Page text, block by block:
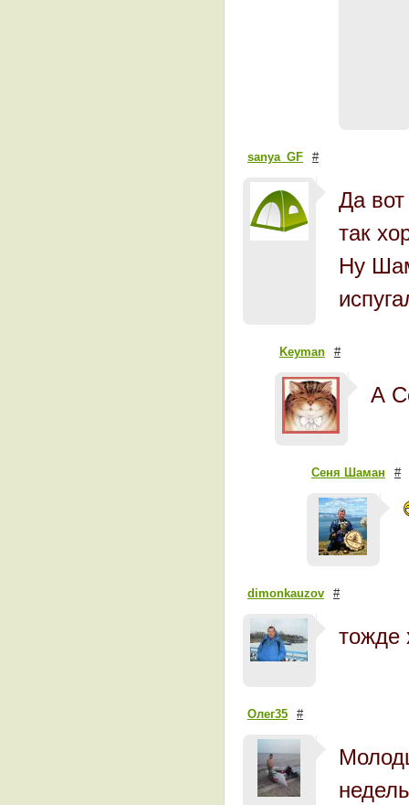
sanya_GF #
Да
так
Ну
Keyman #
А
Сеня Шаман #
dimonkauzov #
тожде
Олег35 #